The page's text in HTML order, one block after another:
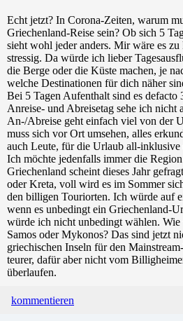
Echt jetzt? In Corona-Zeiten, warum
Griechenland-Reise sein? Ob sich 5
sieht wohl jeder anders. Mir wäre es
stressig. Da würde ich lieber
die Berge oder die Küste machen, je
welche Destinationen für dich näher
Bei 5 Tagen Aufenthalt sind es defacto
Anreise- und Abreisetag sehe ich nicht
An-/Abreise geht einfach viel von der
muss sich vor Ort umsehen, alles
auch Leute, für die Urlaub all-inklusive
Ich möchte jedenfalls immer die
Griechenland scheint dieses Jahr
oder Kreta, voll wird es im Sommer
den billigen Touriorten. Ich würde auf
wenn es unbedingt ein Griechenland-
würde ich nicht unbedingt wählen. Wie
Samos oder Mykonos? Das sind jetzt
griechischen Inseln für den
teurer, dafür aber nicht vom
überlaufen.
kommentieren